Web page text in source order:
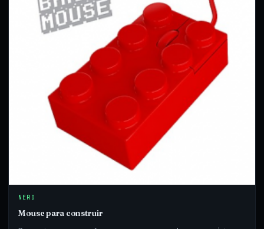
NERD
Mouse para construir